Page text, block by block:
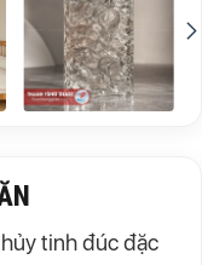
tinh đúc đặc